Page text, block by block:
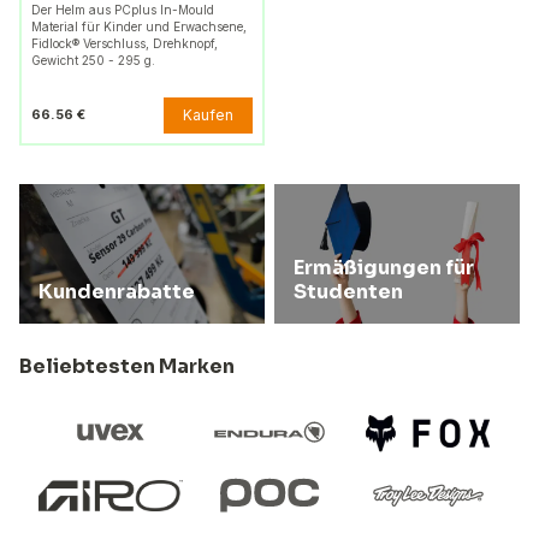
Der Helm aus PCplus In-Mould
Material für Kinder und Erwachsene,
Fidlock® Verschluss, Drehknopf,
Gewicht 250 - 295 g.
66.56 € Kaufen
Kundenrabatte
Ermäßigungen für
Studenten
Beliebtesten Marken